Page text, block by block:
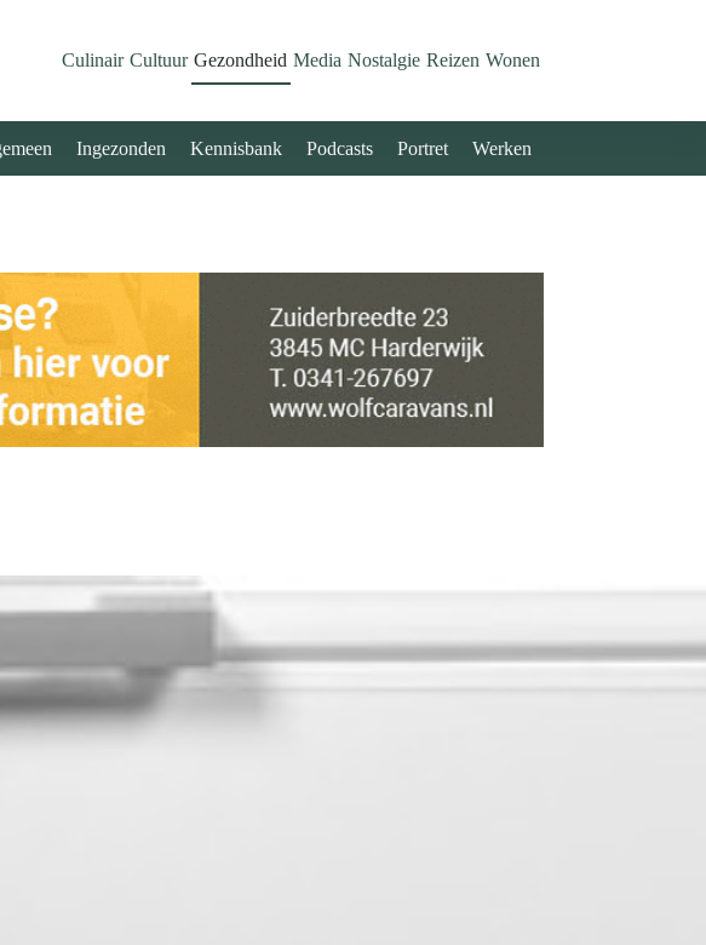
Culinair Cultuur Gezondheid Media Nostalgie Reizen Wonen
Ingezonden Kennisbank Podcasts Portret Werken